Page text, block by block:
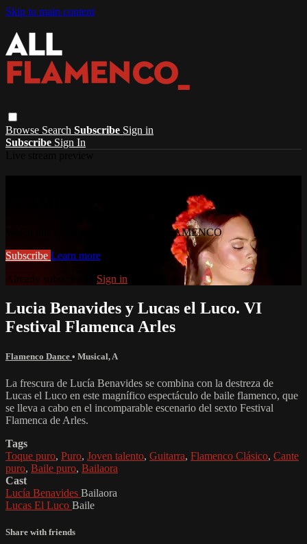
Skip to main content
Browse Search Subscribe Sign in
Subscribe Sign In
Watch this video and more on ALL FLAMENCO
Subscribe Learn more
Already subscribed? Sign in
Lucia Benavides y Lucas el Luco. VI
Festival Flamenca Arles
Flamenco Dance • Musical, A
La frescura de Lucía Benavides se combina con la destreza de
Lucas el Luco en este magnífico espectáculo de baile flamenco, que
se lleva a cabo en el incomparable escenario del sexto Festival
Flamenca de Arles.
Tags
Toque puro, Puro, Joven talento, Guitarra, Flamenco Clásico, Cante
puro, Baile puro, Bailaora
Cast
Lucía Benavides Bailaora
Lucas El Luco Baile
Share with friends